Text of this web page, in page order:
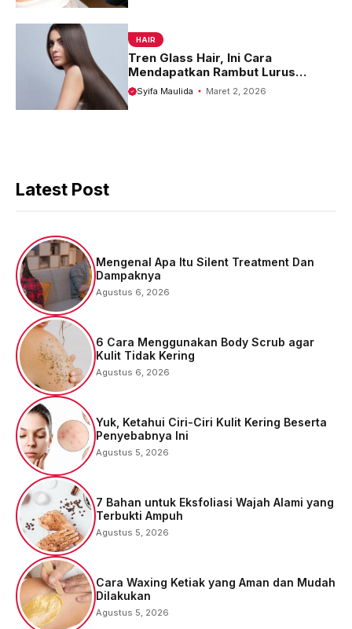
HAIR
Tren Glass Hair, Ini Cara
Mendapatkan Rambut Lurus
Berkilau yang Menawan
Syifa Maulida Maret 2, 2026
Latest Post
Mengenal Apa Itu Silent Treatment Dan
Dampaknya
Agustus 6, 2026
6 Cara Menggunakan Body Scrub agar
Kulit Tidak Kering
Agustus 6, 2026
Yuk, Ketahui Ciri-Ciri Kulit Kering Beserta
Penyebabnya Ini
Agustus 5, 2026
7 Bahan untuk Eksfoliasi Wajah Alami yang
Terbukti Ampuh
Agustus 5, 2026
Cara Waxing Ketiak yang Aman dan Mudah
Dilakukan
Agustus 5, 2026